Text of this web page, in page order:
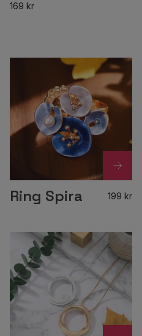
169 kr
Ring Spira 199 kr